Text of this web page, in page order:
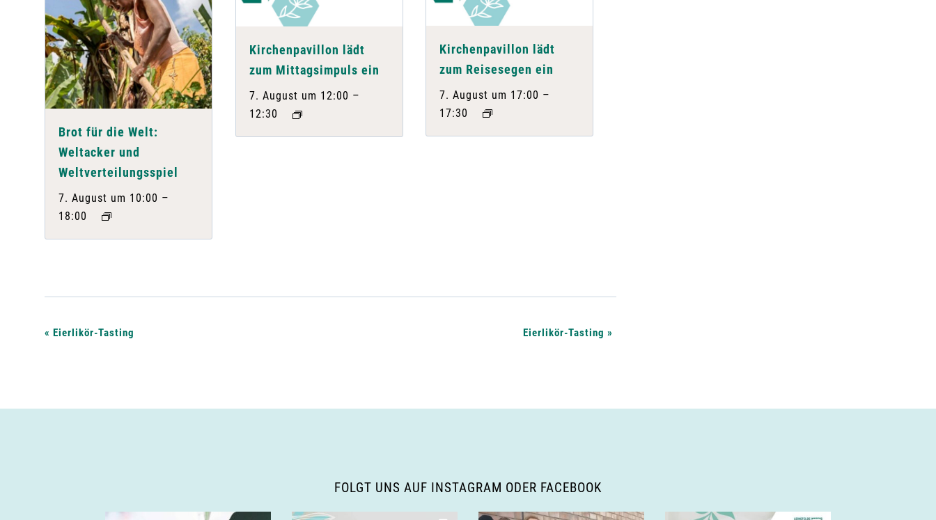
Brot für die Welt:
Weltacker und
Weltverteilungsspiel
7. August um 10:00 –
18:00
Kirchenpavillon lädt
zum Mittagsimpuls ein
7. August um 12:00 –
12:30
Kirchenpavillon lädt
zum Reisesegen ein
7. August um 17:00 –
17:30
V
r
« Eierlikör-Tasting Eierlikör-Tasting»
FOLGT UNS AUF INSTAGRAM ODER FACEBOOK